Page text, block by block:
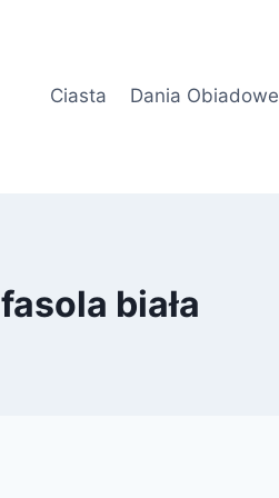
Ciasta
Dania Obiadowe
fasola biała